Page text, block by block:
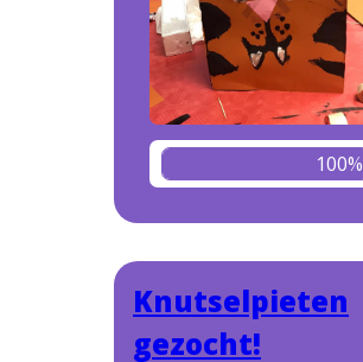
100%
Knutselpieten
gezocht!